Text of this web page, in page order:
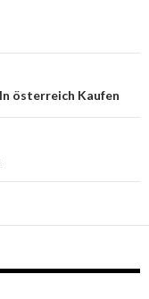
österreich Kaufen